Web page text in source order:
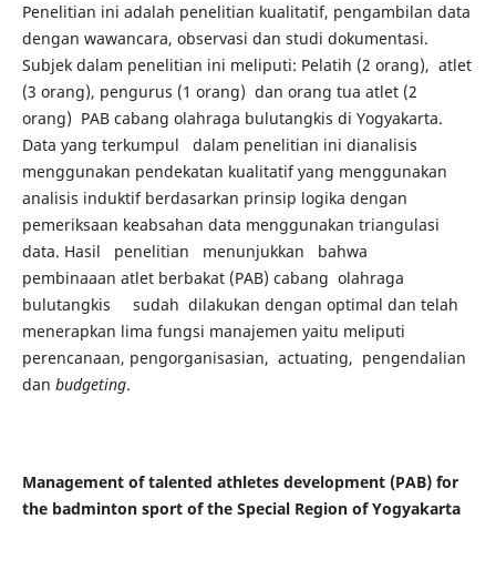
Penelitian ini adalah penelitian kualitatif, pengambilan data
dengan wawancara, observasi dan studi dokumentasi.
Subjek dalam penelitian ini meliputi: Pelatih (2 orang), atlet
(3 orang), pengurus (1 orang) dan orang tua atlet (2
orang) PAB cabang olahraga bulutangkis di Yogyakarta.
Data yang terkumpul dalam penelitian ini dianalisis
menggunakan pendekatan kualitatif yang menggunakan
analisis induktif berdasarkan prinsip logika dengan
pemeriksaan keabsahan data menggunakan triangulasi
data. Hasil penelitian menunjukkan bahwa
pembinaaan atlet berbakat (PAB) cabang olahraga
bulutangkis sudah dilakukan dengan optimal dan telah
menerapkan lima fungsi manajemen yaitu meliputi
perencanaan, pengorganisasian, actuating, pengendalian
dan budgeting.
Management of talented athletes development (PAB) for
the badminton sport of the Special Region of Yogyakarta